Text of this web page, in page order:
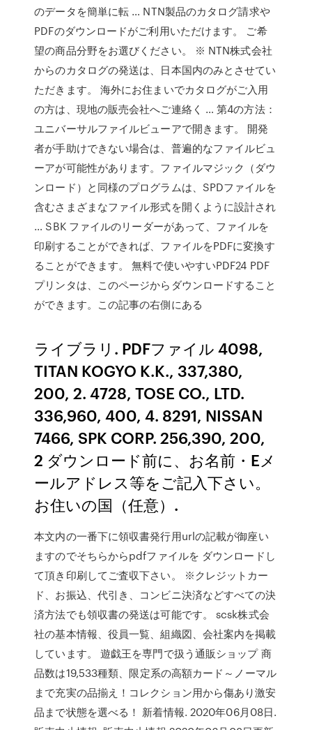
のデータを簡単に転 … NTN製品のカタログ請求や
PDFのダウンロードがご利用いただけます。 ご希
望の商品分野をお選びください。 ※ NTN株式会社
からのカタログの発送は、日本国内のみとさせてい
ただきます。 海外にお住まいでカタログがご入用
の方は、現地の販売会社へご連絡く … 第4の方法：
ユニバーサルファイルビューアで開きます。 開発
者が手助けできない場合は、普遍的なファイルビュ
ーアが可能性があります。ファイルマジック（ダウ
ンロード）と同様のプログラムは、SPDファイルを
含むさまざまなファイル形式を開くように設計され
… SBK ファイルのリーダーがあって、ファイルを
印刷することができれば、ファイルをPDFに変換す
ることができます。 無料で使いやすいPDF24 PDF
プリンタは、このページからダウンロードすること
ができます。この記事の右側にある
ライブラリ. PDFファイル 4098,
TITAN KOGYO K.K., 337,380,
200, 2. 4728, TOSE CO., LTD.
336,960, 400, 4. 8291, NISSAN
7466, SPK CORP. 256,390, 200,
2 ダウンロード前に、お名前・Eメ
ールアドレス等をご記入下さい。
お住いの国（任意）.
本文内の一番下に領収書発行用urlの記載が御座い
ますのでそちらからpdfファイルを ダウンロードし
て頂き印刷してご査収下さい。 ※クレジットカー
ド、お振込、代引き、コンビニ決済などすべての決
済方法でも領収書の発送は可能です。 scsk株式会
社の基本情報、役員一覧、組織図、会社案内を掲載
しています。 遊戯王を専門で扱う通販ショップ 商
品数は19,533種類、限定系の高額カード～ノーマル
まで充実の品揃え！コレクション用から傷あり激安
品まで状態を選べる！ 新着情報. 2020年06月08日.